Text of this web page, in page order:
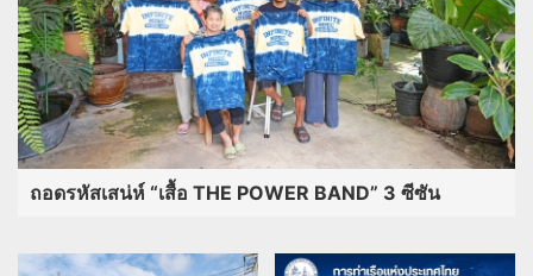
ถอดรหัสเสน่ห์ “เสื้อ THE POWER BAND” 3 ซีซัน